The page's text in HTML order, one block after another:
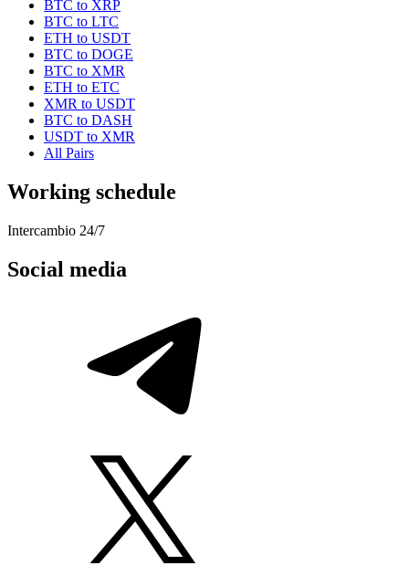
BTC to XRP
BTC to LTC
ETH to USDT
BTC to DOGE
BTC to XMR
ETH to ETC
XMR to USDT
BTC to DASH
USDT to XMR
All Pairs
Working schedule
Intercambio 24/7
Social media